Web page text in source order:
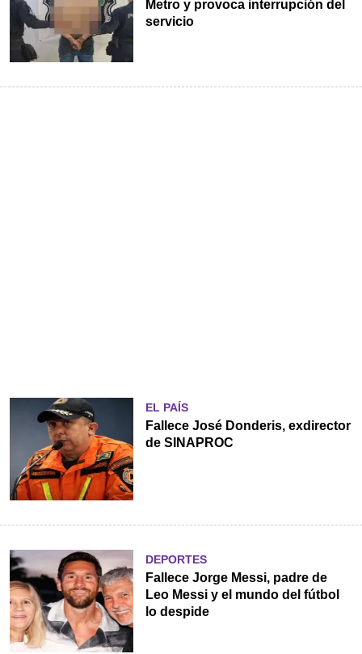
Metro y provoca interrupción del
servicio
EL PAÍS
Fallece José Donderis, exdirector
de SINAPROC
DEPORTES
Fallece Jorge Messi, padre de
Leo Messi y el mundo del fútbol
lo despide